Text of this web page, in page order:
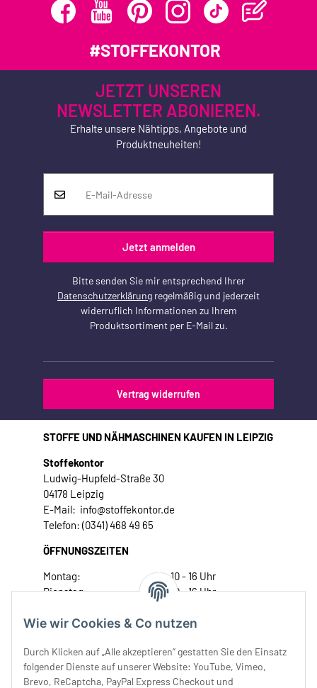
Wie wir Cookies & Co nutzen
Durch Klicken auf „Alle akzeptieren“ gestatten Sie den Einsatz
folgender Dienste auf unserer Website: YouTube, Vimeo,
Brevo, ReCaptcha, PayPal Express Checkout und
#STOFFEKONTOR
JETZT UNSEREN
NEWSLETTER ABONIEREN.
Erhalte unsere Nähtipps, Angebote und
Produktneuheiten!
Jetzt anmelden
Bitte senden Sie mir entsprechend Ihrer
Datenschutzerklärung regelmäßig und jederzeit
widerruflich Informationen zu Ihrem
Produktsortiment per E-Mail zu.
Vertrag widerrufen
STOFFE UND NÄHMASCHINEN KAUFEN IN LEIPZIG
Stoffekontor
Ludwig-Hupfeld-Straße 30
04178 Leipzig
E-Mail: info@stoffekontor.de
Telefon: (0341) 468 49 65
ÖFFNUNGSZEITEN
Montag:
10 - 16 Uhr
Dienstag:
10 - 16 Uhr
Donnerstag:
10 - 18 Uhr
Samstag:
10 - 14 Uhr
Unser Service